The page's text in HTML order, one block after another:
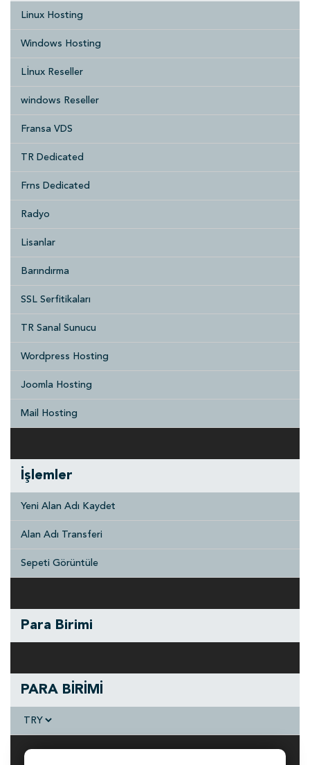
Linux Hosting
Windows Hosting
Lİnux Reseller
windows Reseller
Fransa VDS
TR Dedicated
Frns Dedicated
Radyo
Lisanlar
Barındırma
SSL Serfitikaları
TR Sanal Sunucu
Wordpress Hosting
Joomla Hosting
Mail Hosting
İşlemler
Yeni Alan Adı Kaydet
Alan Adı Transferi
Sepeti Görüntüle
Para Birimi
PARA BİRİMİ